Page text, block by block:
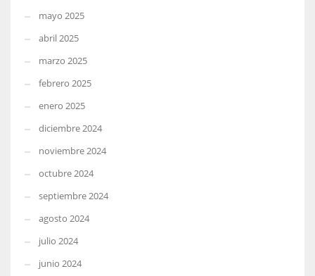
mayo 2025
abril 2025
marzo 2025
febrero 2025
enero 2025
diciembre 2024
noviembre 2024
octubre 2024
septiembre 2024
agosto 2024
julio 2024
junio 2024